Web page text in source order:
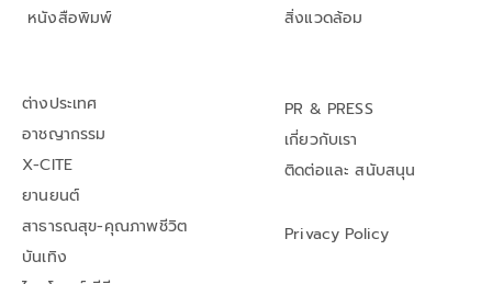
หนังสือพิมพ์
สิ่งแวดล้อม
ต่างประเทศ
อาชญากรรม
X-CITE
ยานยนต์
สาธารณสุข-คุณภาพชีวิต
บันเทิง
PR & PRESS
เกี่ยวกับเรา
ติดต่อและ สนับสนุน
Privacy Policy